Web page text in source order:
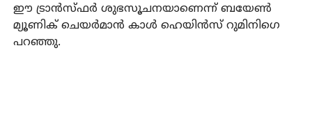
ഈ ട്രാന്‍സ്ഫര്‍ ശുഭസൂചനയാണെന്ന് ബയേണ്‍
മ്യൂണിക് ചെയര്‍മാന്‍ കാള്‍ ഹെയിന്‍സ് റുമിനിഗെ
പറഞ്ഞു.